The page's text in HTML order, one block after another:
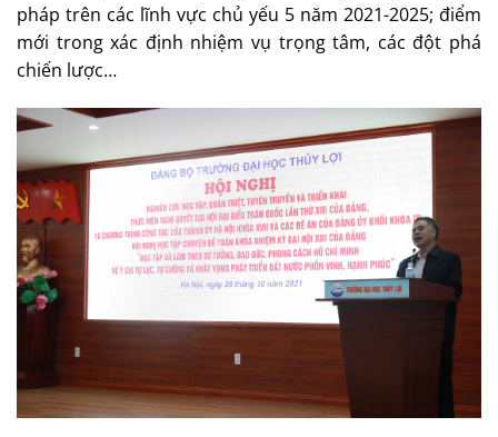
pháp trên các lĩnh vực chủ yếu 5 năm 2021-2025; điểm
mới trong xác định nhiệm vụ trọng tâm, các đột phá
chiến lược…